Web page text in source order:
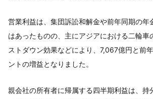
営業利益は、集団訴訟和解金や前年同期の年
はあったものの、主にアジアにおける二輪車
ストダウン効果などにより、7,067億円と前
ントの増益となりました。
親会社の所有者に帰属する四半期利益は、持